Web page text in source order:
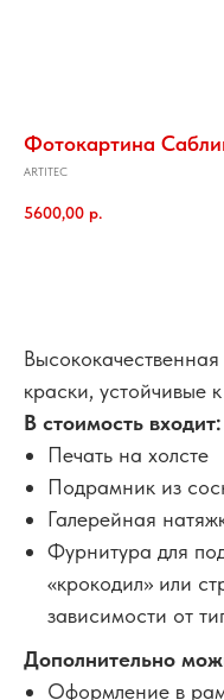
Фотокартина
ARTITEC
5600,00 р.
краски, устойчивые
В стоимость входит:
Печать на холсте
Подрамник из
Галерейная
Фурнитура для
«крокодил» или
зависимости от
Дополнительно
Оформление в